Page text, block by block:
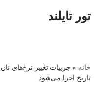
تور تایلند
خانه » جزییات تغییر نرخ‌های
تاریخ اجرا می‌شود